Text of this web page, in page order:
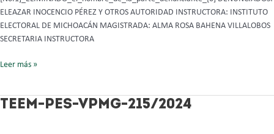
ELEAZAR INOCENCIO PÉREZ Y OTROS AUTORIDAD INSTRUCTORA: INSTITUTO
ELECTORAL DE MICHOACÁN MAGISTRADA: ALMA ROSA BAHENA VILLALOBOS
SECRETARIA INSTRUCTORA
Leer más »
TEEM-PES-VPMG-215/2024
TEEM-